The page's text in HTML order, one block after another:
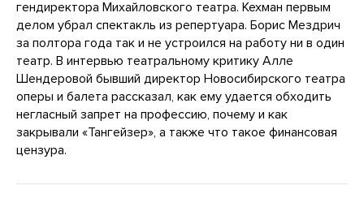
гендиректора Михайловского театра. Кехман первым
делом убрал спектакль из репертуара. Борис Мездрич
за полтора года так и не устроился на работу ни в один
театр. В интервью театральному критику Алле
Шендеровой бывший директор Новосибирского театра
оперы и балета рассказал, как ему удается обходить
негласный запрет на профессию, почему и как
закрывали «Тангейзер», а также что такое финансовая
цензура.